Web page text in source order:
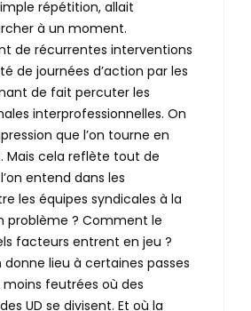
répétition, allait
à un moment.
de récurrentes interventions
de journées d’action par les
de fait percuter les
interprofessionnelles. On
que l’on tourne en
Mais cela reflète tout de
entend dans les
les équipes syndicales à la
problème ? Comment le
facteurs entrent en jeu ?
lieu à certaines passes
moins feutrées où des
UD se divisent. Et où la